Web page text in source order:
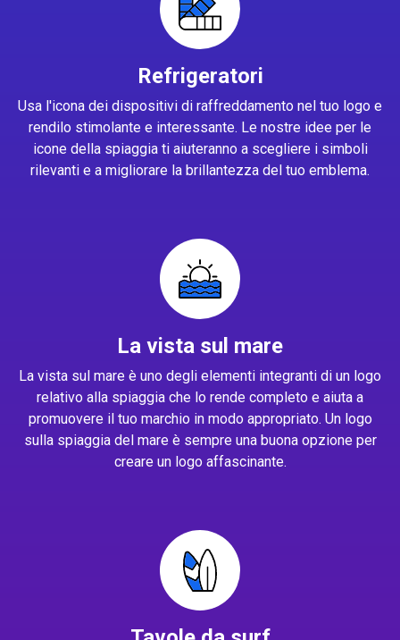
Refrigeratori
Usa l'icona dei dispositivi di raffreddamento nel tuo logo e
rendilo stimolante e interessante. Le nostre idee per le
icone della spiaggia ti aiuteranno a scegliere i simboli
rilevanti e a migliorare la brillantezza del tuo emblema.
La vista sul mare
La vista sul mare è uno degli elementi integranti di un logo
relativo alla spiaggia che lo rende completo e aiuta a
promuovere il tuo marchio in modo appropriato. Un logo
sulla spiaggia del mare è sempre una buona opzione per
creare un logo affascinante.